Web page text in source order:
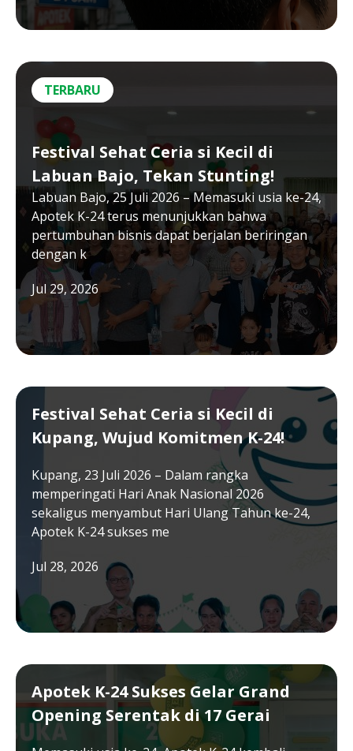
Festival Sehat Ceria si Kecil di
Labuan Bajo, Tekan Stunting!
Labuan Bajo, 25 Juli 2026 – Memasuki usia ke-24,
Apotek K-24 terus menunjukkan bahwa
pertumbuhan bisnis dapat berjalan beriringan
dengan k
Jul 29, 2026
TERBARU
Festival Sehat Ceria si Kecil di
Kupang, Wujud Komitmen K-24!
Kupang, 23 Juli 2026 – Dalam rangka
memperingati Hari Anak Nasional 2026
sekaligus menyambut Hari Ulang Tahun ke-24,
Apotek K-24 sukses me
Jul 28, 2026
Apotek K-24 Sukses Gelar Grand
Opening Serentak di 17 Gerai